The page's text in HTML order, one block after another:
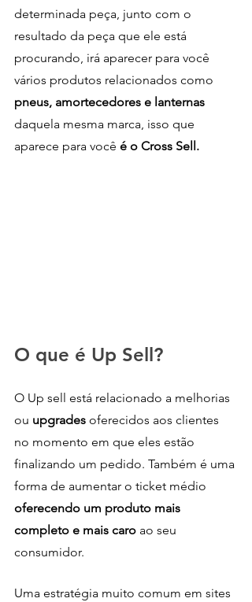
determinada peça, junto com o
resultado da peça que ele está
procurando, irá aparecer para você
vários produtos relacionados como
pneus, amortecedores e lanternas
daquela mesma marca, isso que
aparece para você é o Cross Sell.
O que é Up Sell?
O Up sell está relacionado a melhorias
ou upgrades oferecidos aos clientes
no momento em que eles estão
finalizando um pedido. Também é uma
forma de aumentar o ticket médio
oferecendo um produto mais
completo e mais caro ao seu
consumidor.
Uma estratégia muito comum em sites